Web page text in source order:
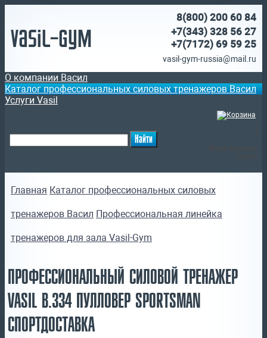
Vasil-Gym
8(800) 200 60 84
+7(343) 328 56 27
+7(7172) 69 59 25
vasil-gym-russia@mail.ru
О компании Васил
Каталог профессиональных силовых тренажеров Васил
Услуги Vasil
Главная Каталог профессиональных силовых
тренажеров Васил Профессиональная линейка
тренажеров для зала Vasil-Gym
ПРОФЕССИОНАЛЬНЫЙ СИЛОВОЙ ТРЕНАЖЕР
VASIL B.334 ПУЛЛОВЕР SPORTSMAN
СПОРТДОСТАВКА